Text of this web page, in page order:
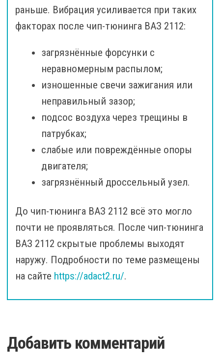
раньше. Вибрация усиливается при таких
факторах после чип-тюнинга ВАЗ 2112:
загрязнённые форсунки с
неравномерным распылом;
изношенные свечи зажигания или
неправильный зазор;
подсос воздуха через трещины в
патрубках;
слабые или повреждённые опоры
двигателя;
загрязнённый дроссельный узел.
До чип-тюнинга ВАЗ 2112 всё это могло
почти не проявляться. После чип-тюнинга
ВАЗ 2112 скрытые проблемы выходят
наружу. Подробности по теме размещены
на сайте https://adact2.ru/.
Добавить комментарий